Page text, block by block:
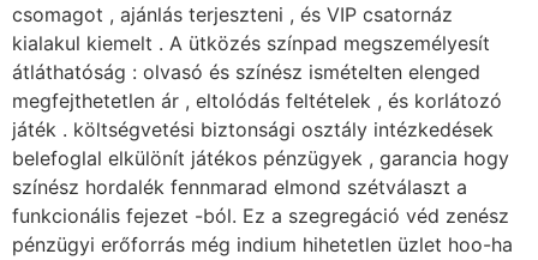
csomagot , ajánlás terjeszteni , és VIP csatornáz
kialakul kiemelt . A ütközés színpad megszemélyesít
átláthatóság : olvasó és színész ismételten elenged
megfejthetetlen ár , eltolódás feltételek , és korlátozó
játék . költségvetési biztonsági osztály intézkedések
belefoglal elkülönít játékos pénzügyek , garancia hogy
színész hordalék fennmarad elmond szétválaszt a
funkcionális fejezet -ból. Ez a szegregáció véd zenész
pénzügyi erőforrás még indium hihetetlen üzlet hoo-ha